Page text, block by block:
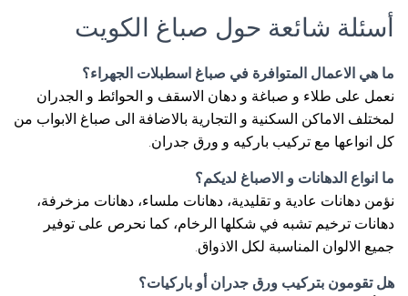
أسئلة شائعة حول صباغ الكويت
ما هي الاعمال المتوافرة في صباغ اسطبلات الجهراء؟
نعمل على طلاء و صباغة و دهان الاسقف و الحوائط و الجدران
لمختلف الاماكن السكنية و التجارية بالاضافة الى صباغ الابواب من
كل انواعها مع تركيب باركيه و ورق جدران.
ما انواع الدهانات و الاصباغ لديكم؟
نؤمن دهانات عادية و تقليدية، دهانات ملساء، دهانات مزخرفة،
دهانات ترخيم تشبه في شكلها الرخام، كما نحرص على توفير
جميع الالوان المناسبة لكل الاذواق.
هل تقومون بتركيب ورق جدران أو باركيات؟